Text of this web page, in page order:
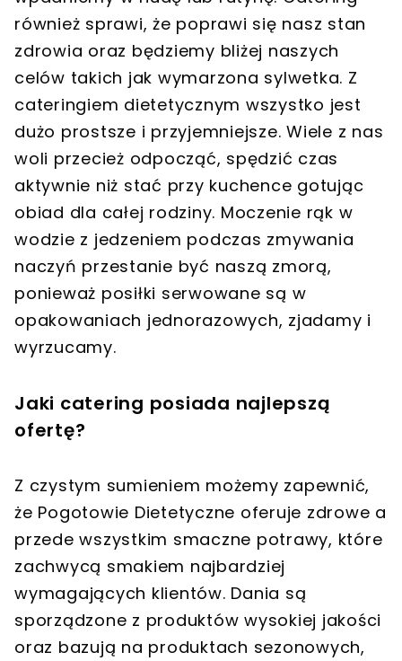
również sprawi, że poprawi się nasz stan
zdrowia oraz będziemy bliżej naszych
celów takich jak wymarzona sylwetka. Z
cateringiem dietetycznym wszystko jest
dużo prostsze i przyjemniejsze. Wiele z nas
woli przecież odpocząć, spędzić czas
aktywnie niż stać przy kuchence gotując
obiad dla całej rodziny. Moczenie rąk w
wodzie z jedzeniem podczas zmywania
naczyń przestanie być naszą zmorą,
ponieważ posiłki serwowane są w
opakowaniach jednorazowych, zjadamy i
wyrzucamy.
Jaki catering posiada najlepszą
ofertę?
Z czystym sumieniem możemy zapewnić,
że Pogotowie Dietetyczne oferuje zdrowe a
przede wszystkim smaczne potrawy, które
zachwycą smakiem najbardziej
wymagających klientów. Dania są
sporządzone z produktów wysokiej jakości
oraz bazują na produktach sezonowych,